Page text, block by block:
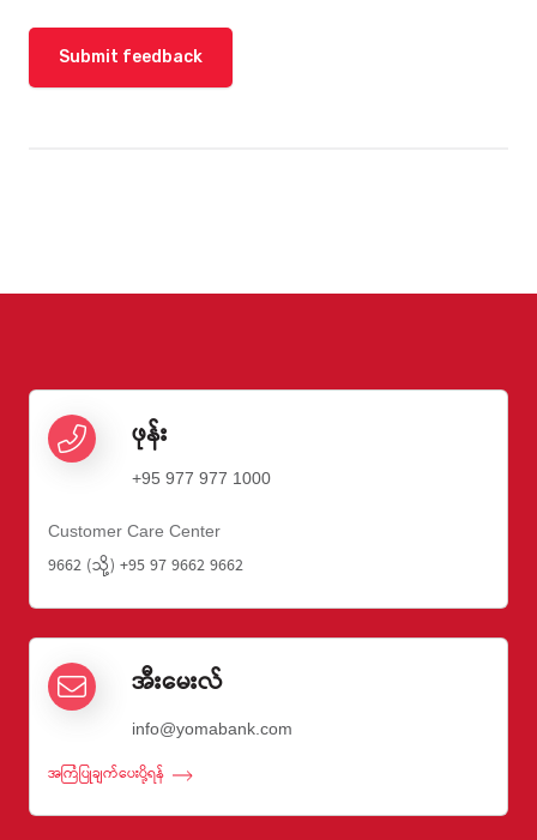
Submit feedback
ဖုန်း
+95 977 977 1000
Customer Care Center
9662 (သို့) +95 97 9662 9662
အီးမေးလ်
info@yomabank.com
အကြံပြုချက်ပေးပို့ရန်